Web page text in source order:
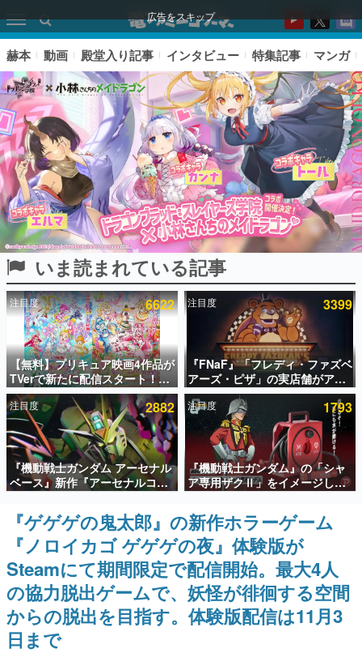
広告をスキップ
ピックアップ
電ファミのいま読まれている記事ランキング
アプリセール情報
インタビュー
連載・特集一覧
殿堂入り記事
SNS拡散数が数千以上！ ページビュー数万以上！ などな
ど。多くの人々に読まれた、電ファミ渾身の“殿堂入り”記
事をまとめました。
ゲームの企画書
名作ゲームクリエイターの方々に製作時のエピソードをお
聞きし、ヒットする企画（ゲーム）とは何か？を探ってい
きます。
赫本
この物語を解いてはいけない。『赫本』は、〈試験問題〉
の形をした短編ホラー小説集です。
赫本 動画 殿堂入り記事 インタビュー 特集記事 マンガ
いま読まれている記事
注目度 6622
【無料】プリキュア映画4作品が
TVerで新たに配信スタート！な
んと2018年～2024年の映画ほぼ
すべてが見放題に、ぶっちゃけ
ありえないラインナップ
注目度 3399
『FNaF』「フレディ・ファズベ
アーズ・ピザ」の実店舗がアメ
リカの商業施設「American
Dream」に2027年オープン！
ScottGamesとの共同開発、食
事だけでなくステージショーや
没入型のホラー体験も楽しめる
注目度 2882
『機動戦士ガンダム アーセナル
ベース』新作『アーセナルコマ
ンダー』発表！8月28日からオ
ープンベータテスト開催、2027
年2月下旬に稼働予定
注目度 1793
『機動戦士ガンダム』の「シャ
ア専用ザクⅡ」をイメージした
散水ホースリールが予約開始。
本体にはシャアのパーソナルマ
ークやジオン公国軍のエンブレ
ム、型式番号などを配置
『ゲゲゲの鬼太郎』の新作ホラーゲーム
『ノロイカゴ ゲゲゲの夜』体験版が
Steamにて期間限定で配信開始。最大4人
の協力脱出ゲームで、妖怪が徘徊する空間
からの脱出を目指す。体験版配信は11月3
日まで